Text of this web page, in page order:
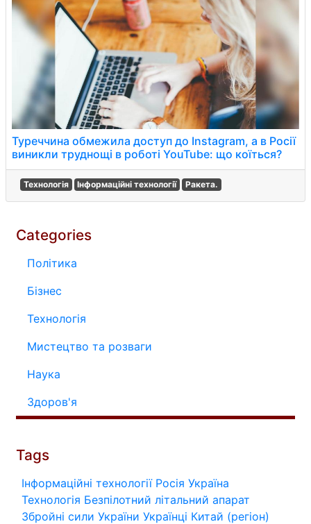
Туреччина обмежила доступ до Instagram, а в Росії
виникли труднощі в роботі YouTube: що коїться?
Технологія Інформаційні технології Ракета.
Categories
Політика
Бізнес
Технологія
Мистецтво та розваги
Наука
Здоров'я
Tags
Інформаційні технології Росія Україна
Технологія Безпілотний літальний апарат
Збройні сили України Українці Китай (регіон)